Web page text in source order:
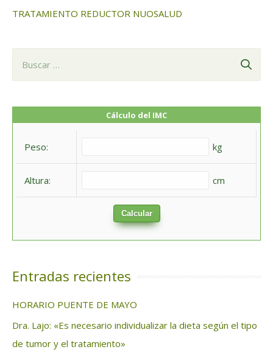
TRATAMIENTO REDUCTOR NUOSALUD
Cálculo del IMC
Peso: kg
Altura: cm
Calcular
Entradas recientes
HORARIO PUENTE DE MAYO
Dra. Lajo: «Es necesario individualizar la dieta según el tipo
de tumor y el tratamiento»